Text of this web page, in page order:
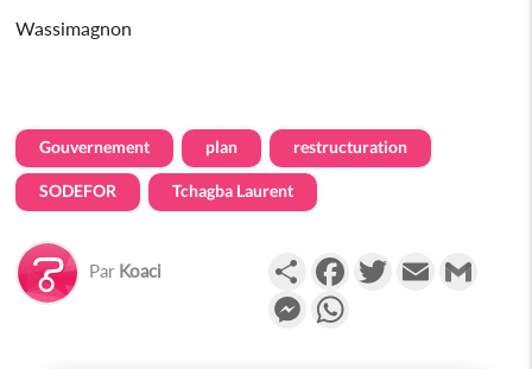
Wassimagnon
Gouvernement plan restructuration
SODEFOR Tchagba Laurent
Par Koaci PartagerFacebookTwitterEmail
Messenger